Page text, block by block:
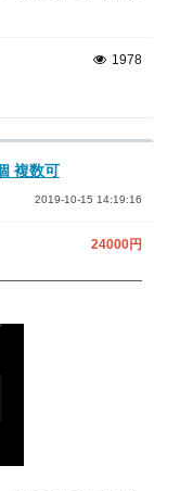
1978
複数可
2019-10-15 14:19:16
24000円